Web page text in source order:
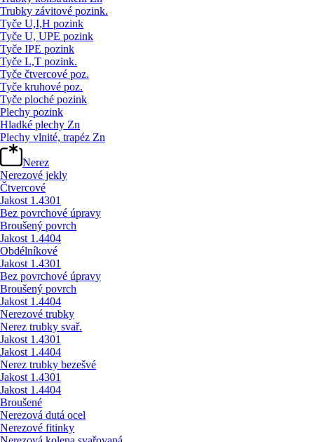
Trubky závitové pozink.
Tyče U,I,H pozink
Tyče U, UPE pozink
Tyče IPE pozink
Tyče L,T pozink.
Tyče čtvercové poz.
Tyče kruhové poz.
Tyče ploché pozink
Plechy pozink
Hladké plechy Zn
Plechy vlnité, trapéz Zn
Nerez
Nerezové jekly
Čtvercové
Jakost 1.4301
Bez povrchové úpravy
Broušený povrch
Jakost 1.4404
Obdélníkové
Jakost 1.4301
Bez povrchové úpravy
Broušený povrch
Jakost 1.4404
Nerezové trubky
Nerez trubky svař.
Jakost 1.4301
Jakost 1.4404
Nerez trubky bezešvé
Jakost 1.4301
Jakost 1.4404
Broušené
Nerezová dutá ocel
Nerezové fitinky